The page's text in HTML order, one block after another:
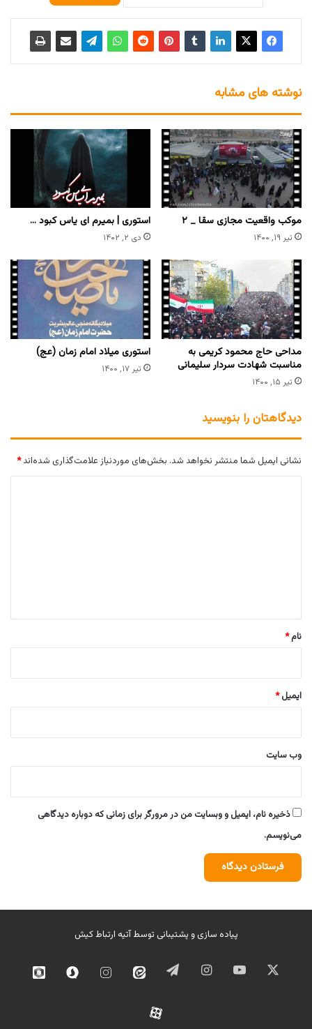
نوشته های مشابه
موکب واقعیت مجازی سقا _ ۲
تیر ۱۹, ۱۴۰۰
استوری | بمیرم ای یاس کبود …
دی ۲, ۱۴۰۲
مداحی حاج محمود کریمی به
مناسبت شهادت سردار سلیمانی
تیر ۱۵, ۱۴۰۰
استوری میلاد امام زمان (عج)
تیر ۱۷, ۱۴۰۰
دیدگاهتان را بنویسید
نشانی ایمیل شما منتشر نخواهد شد. بخش‌های موردنیاز علامت‌گذاری شده‌اند*
نام*
ایمیل*
وب‌ سایت
ذخیره نام، ایمیل و وبسایت من در مرورگر برای زمانی که دوباره دیدگاهی
می‌نویسم.
پیاده سازی و پشتیبانی توسطآتیه ارتباط کیش
ایکس یوتیوب اینستاگرامتلگرام ایتا
اینستاگرامسروش